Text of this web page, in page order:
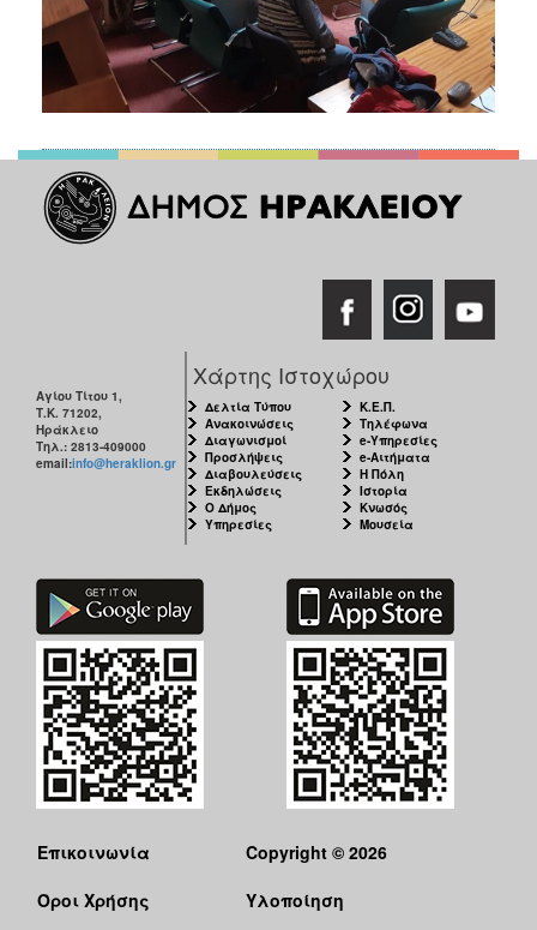
Αγίου Τίτου 1,
Τ.Κ. 71202,
Ηράκλειο
Τηλ.: 2813-409000
email:info@heraklion.gr
Χάρτης Ιστοχώρου
Δελτία Τύπου
Ανακοινώσεις
Διαγωνισμοί
Προσλήψεις
Διαβουλεύσεις
Εκδηλώσεις
Ο Δήμος
Υπηρεσίες
Κ.Ε.Π.
Τηλέφωνα
e-Υπηρεσίες
e-Αιτήματα
Η Πόλη
Ιστορία
Κνωσός
Μουσεία
Επικοινωνία
Όροι Χρήσης
Copyright © 2026
Υλοποίηση